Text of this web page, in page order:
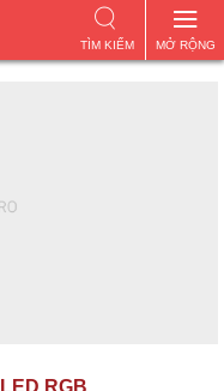
MỞ RỘNG
TÌM KIẾM
LED RGB